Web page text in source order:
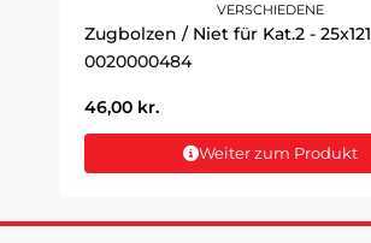
VERSCHIEDENE
Zugbolzen / Niet für Kat.2 - 25x121
0020000484
46,00 kr.
Weiter zum Produkt